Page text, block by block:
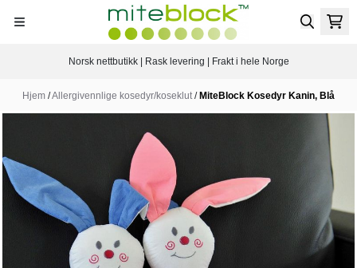
Hopp til innhold
Norsk nettbutikk | Rask levering | Frakt i hele Norge
Hjem /Allergivennlige kosedyr/koseklut /MiteBlock Kosedyr Kanin, Blå